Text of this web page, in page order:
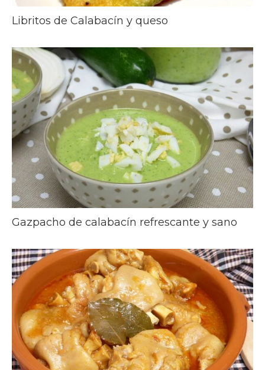
Libritos de Calabacín y queso
Gazpacho de calabacín refrescante y sano